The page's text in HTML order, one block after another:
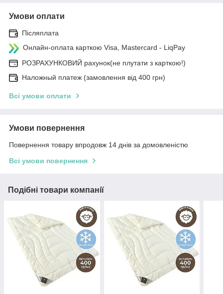
Умови оплати
Післяплата
Онлайн-оплата карткою Visa, Mastercard - LiqPay
РОЗРАХУНКОВИЙ рахунок(не плутати з карткою!)
Наложный платеж (замовлення від 400 грн)
Всі умови оплати
Умови повернення
Повернення товару впродовж 14 днів за домовленістю
Всі умови повернення
Подібні товари компанії